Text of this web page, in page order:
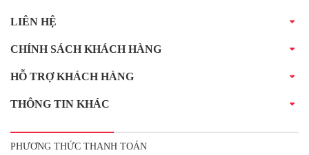
LIÊN HỆ
CHÍNH SÁCH KHÁCH HÀNG
HỖ TRỢ KHÁCH HÀNG
THÔNG TIN KHÁC
PHƯƠNG THỨC THANH TOÁN